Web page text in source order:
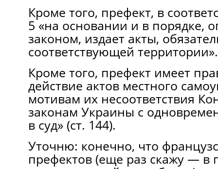
Кроме того, префект, в
5 «на основании и в порядке,
законом, издает акты,
соответствующей территории».
Кроме того, префект имеет
действие актов местного
мотивам их несоответствия
законам Украины с
в суд» (ст. 144).
Уточню: конечно, что
префектов (еще раз скажу — в